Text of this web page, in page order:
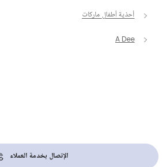
أحذية أطفال ماركات
A Dee
الإتصال بخدمة العملاء